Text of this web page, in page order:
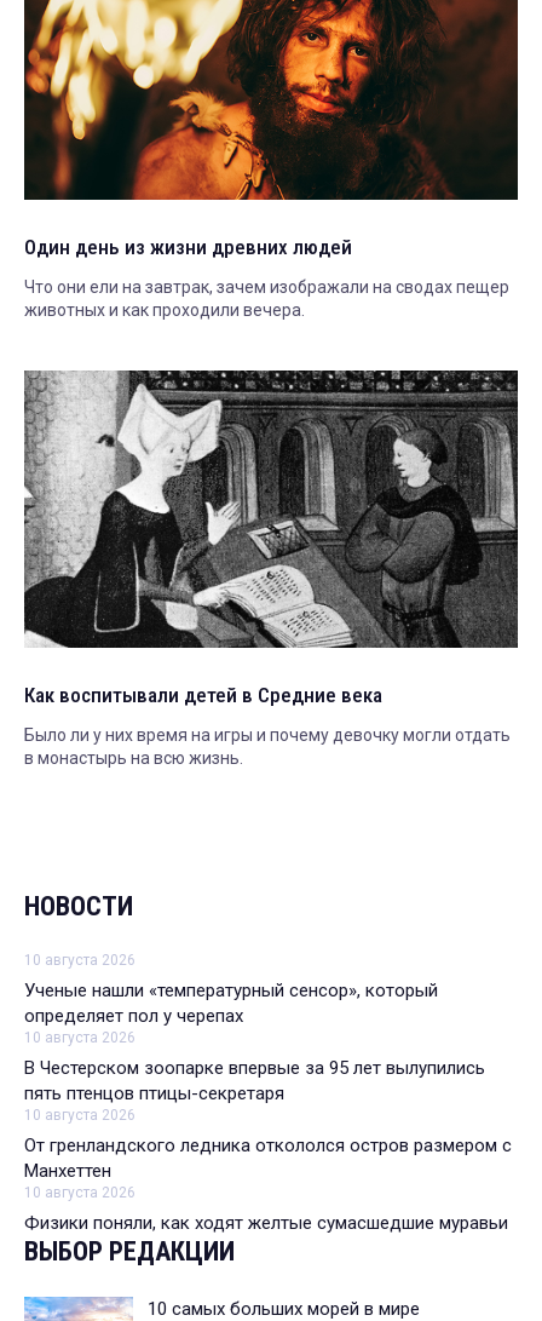
Один день из жизни древних людей
Что они ели на завтрак, зачем изображали на сводах пещер
животных и как проходили вечера.
Как воспитывали детей в Средние века
Было ли у них время на игры и почему девочку могли отдать
в монастырь на всю жизнь.
НОВОСТИ
10 августа 2026
Ученые нашли «температурный сенсор», который
определяет пол у черепах
10 августа 2026
В Честерском зоопарке впервые за 95 лет вылупились
пять птенцов птицы-секретаря
10 августа 2026
От гренландского ледника откололся остров размером с
Манхеттен
10 августа 2026
Физики поняли, как ходят желтые сумасшедшие муравьи
ВЫБОР РЕДАКЦИИ
10 самых больших морей в мире